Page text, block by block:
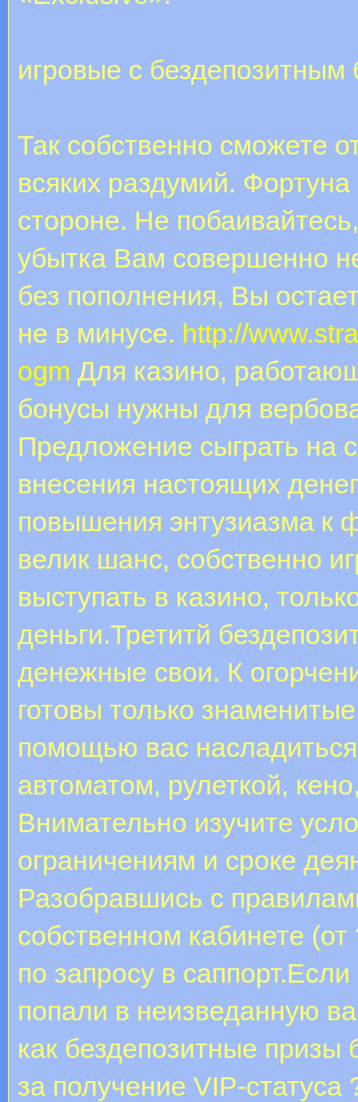
игровые с бездепозитным
Так собственно сможете
всяких раздумий.
стороне. Не
убытка Вам совершенно
без пополнения, Вы
не в минусе. http://
ogm Для казино,
бонусы нужны для
Предложение сыграть на
внесения настоящих
повышения энтузиазма к
велик шанс, собственно
выступать в казино,
деньги.Третитй
денежные свои. К
готовы только
помощью вас
автоматом, рулеткой,
Внимательно изучите
ограничениям и сроке
Разобравшись с
собственном кабинете
по запросу в
попали в неизведанную
как бездепозитные призы
за получение VIP-